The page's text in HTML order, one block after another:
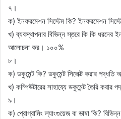
৭।
ক) ইনফরমেশন সিস্টেম কি? ইনফরমেশন
খ) ব্যবস্থাপনার বিভিন্ন স্তরে কি কি ধরনের
আলোচনা কর। ১০০%
৮।
ক) ডকুমেন্ট কি? ডকুমেন্ট সিলেক্ট করার
খ) কম্পিউটারের সাহায্যে ডকুমেন্ট তৈরি করার
৯।
ক) প্রোগ্রামিং ল্যাংগুয়েজ বা ভাষা কি?